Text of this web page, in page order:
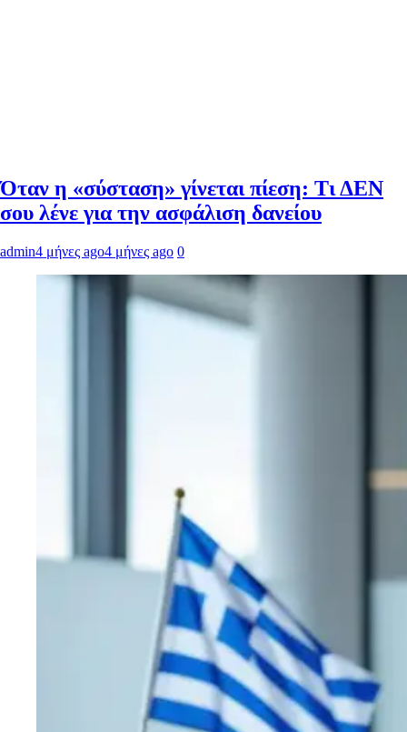
Όταν η «σύσταση» γίνεται πίεση: Τι ΔΕΝ
σου λένε για την ασφάλιση δανείου
admin4 μήνες ago4 μήνες ago 0